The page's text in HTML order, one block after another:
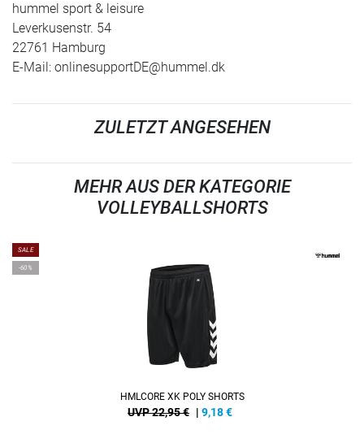
hummel sport & leisure
Leverkusenstr. 54
22761 Hamburg
E-Mail: onlinesupportDE@hummel.dk
ZULETZT ANGESEHEN
MEHR AUS DER KATEGORIE
VOLLEYBALLSHORTS
SALE
-60%
HMLCORE XK POLY SHORTS
UVP 22,95 € | 9,18€